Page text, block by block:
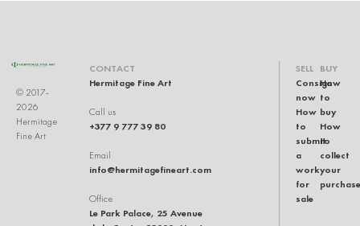
© 2017-
2026
Hermitage
Fine Art
CONTACT
Hermitage Fine Art
Call us
+377 9 777 39 80
Email
info@hermitagefineart.com
Office
Le Park Palace, 25 Avenue
SELL
Consign
now
How
to
submit
a
work
for
sale
BUY
How
to
buy
How
to
collect
your
purchase